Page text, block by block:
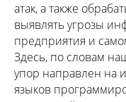
атак, а также
выявлять угрозы
предприятия и
Здесь, по словам
упор направлен на
языков